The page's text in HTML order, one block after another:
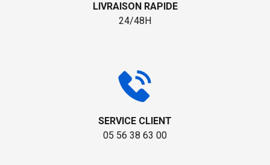
LIVRAISON RAPIDE
24/48H
SERVICE CLIENT
05 56 38 63 00